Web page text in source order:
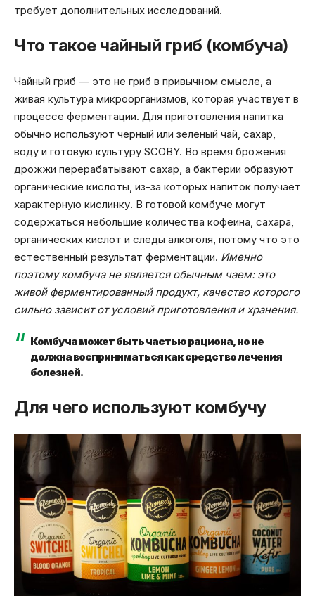
требует дополнительных исследований.
Что такое чайный гриб (комбуча)
Чайный гриб — это не гриб в привычном смысле, а
живая культура микроорганизмов, которая участвует в
процессе ферментации. Для приготовления напитка
обычно используют черный или зеленый чай, сахар,
воду и готовую культуру SCOBY. Во время брожения
дрожжи перерабатывают сахар, а бактерии образуют
органические кислоты, из-за которых напиток получает
характерную кислинку. В готовой комбуче могут
содержаться небольшие количества кофеина, сахара,
органических кислот и следы алкоголя, потому что это
естественный результат ферментации. Именно
поэтому комбуча не является обычным чаем: это
живой ферментированный продукт, качество которого
сильно зависит от условий приготовления и хранения.
Комбуча может быть частью рациона, но не
должна восприниматься как средство лечения
болезней.
Для чего используют комбучу